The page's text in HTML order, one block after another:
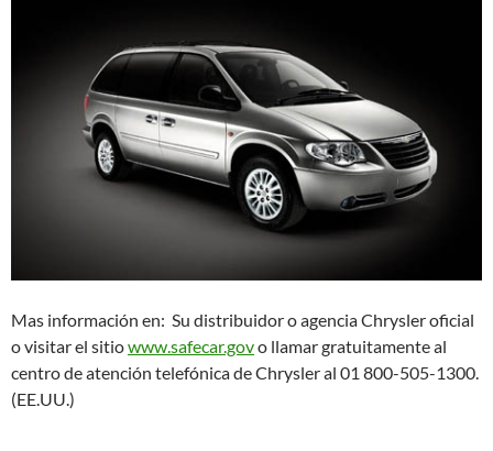
Mas información en: Su distribuidor o agencia Chrysler oficial
o visitar el sitiowww.safecar.govo llamar gratuitamente al
centro de atención telefónica de Chrysler al 01 800-505-1300.
(EE.UU.)